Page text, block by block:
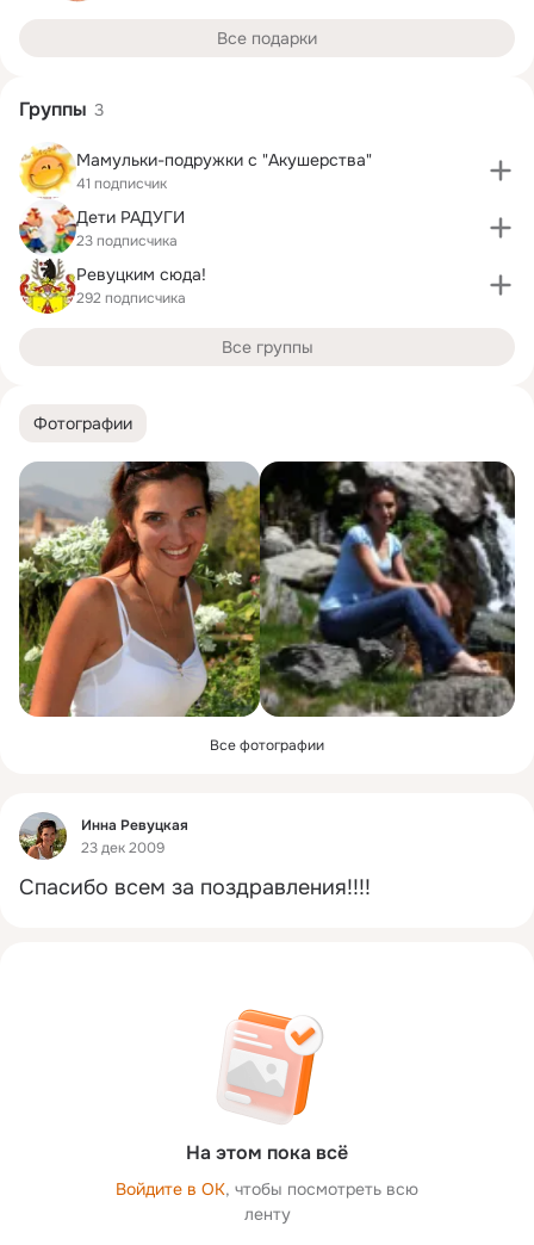
Фотографии
Все фотографии
Фид
Инна Ревуцкая
23 дек 2009
Спасибо всем за поздравления!!!!
На этом пока всё
Войдите в ОК, чтобы посмотреть всю
ленту
Все подарки
Группы 3
Мамульки-подружки с "Акушерства"
41 подписчик
Дети РАДУГИ
23 подписчика
Ревуцким сюда!
292 подписчика
Все группы